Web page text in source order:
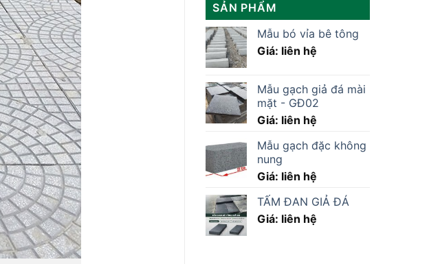
SẢN PHẨM
Mẫu bó vỉa bê tông
Giá: liên hệ
Mẫu gạch giả đá mài
mặt - GĐ02
Giá: liên hệ
Mẫu gạch đặc không
nung
Giá: liên hệ
TẤM ĐAN GIẢ ĐÁ
Giá: liên hệ